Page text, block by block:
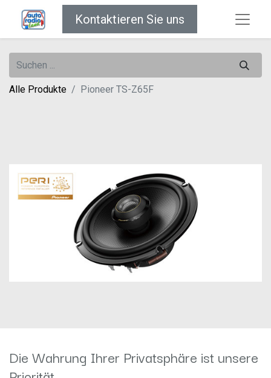
Kontaktieren Sie uns
Alle Produkte Pioneer TS-Z65F
Pioneer TS-Z65F
Die Wahrung Ihrer Privatsphäre ist unsere